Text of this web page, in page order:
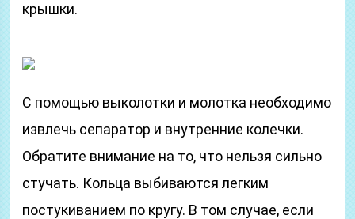
крышки.
С помощью выколотки и молотка необходимо
извлечь сепаратор и внутренние колечки.
Обратите внимание на то, что нельзя сильно
стучать. Кольца выбиваются легким
постукиванием по кругу. В том случае, если